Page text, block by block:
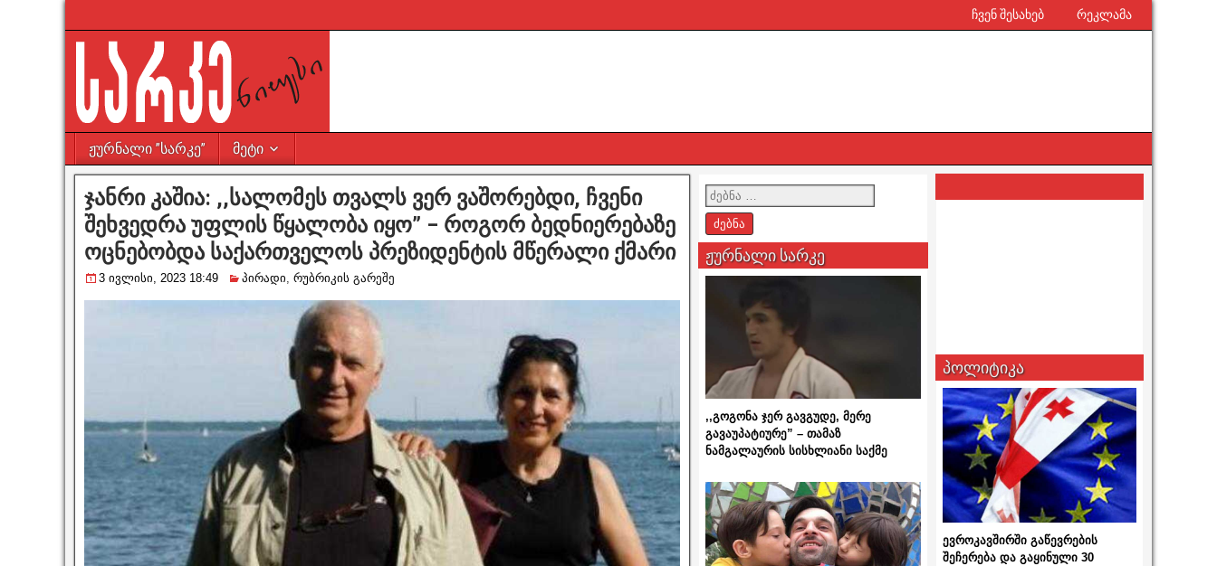
ჩვენ შესახებ რეკლამა
ჟურნალი ”სარკე” მეტი
ჯანრი კაშია: ,,სალომეს თვალს ვერ ვაშორებდი, ჩვენი
შეხვედრა უფლის წყალობა იყო” – როგორ ბედნიერებაზე
ოცნებობდა საქართველოს პრეზიდენტის მწერალი ქმარი
3 ივლისი, 2023 18:49 პირადი, რუბრიკის გარეშე
ჟურნალი სარკე
,,გოგონა ჯერ გავგუდე, მერე
გავაუპატიურე” – თამაზ
ნამგალაურის სისხლიანი საქმე
პოლიტიკა
ევროკავშირში გაწევრების
შეჩერება და გაყინული 30